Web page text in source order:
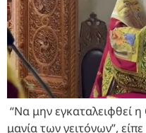
“Να μην εγκαταλειφθεί
μανία των γειτόνων”,